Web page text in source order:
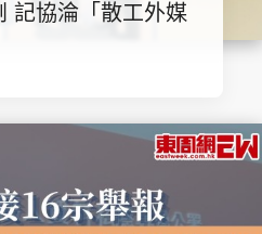
記協淪「散工外媒